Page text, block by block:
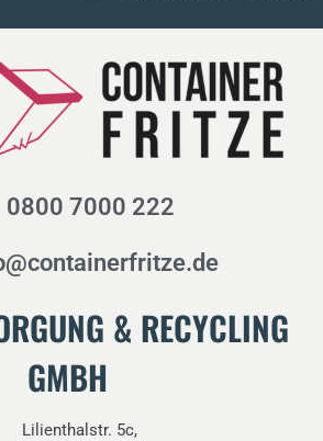
0800 7000 222
& RECYCLING
GMBH
Lilienthalstr. 5c,